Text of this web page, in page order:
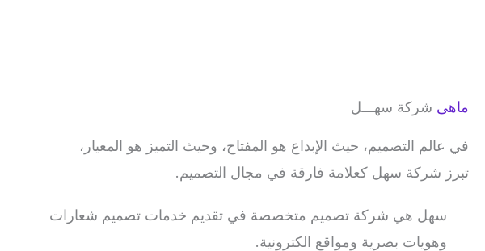
ماهى شركة سهـــل
في عالم التصميم، حيث الإبداع هو المفتاح، وحيث التميز هو المعيار،
تبرز شركة سهل كعلامة فارقة في مجال التصميم.
سهل هي شركة تصميم متخصصة في تقديم خدمات تصميم شعارات
وهويات بصرية ومواقع الكترونية.